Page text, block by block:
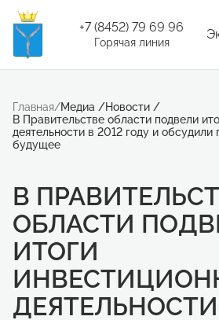
+7 (8452) 79 69 96
Горячая линия
Главная/Медиа /Новости /
В Правительстве области подвели
деятельности в 2012 году и обсудили
будущее
В
ОБЛАСТИ
ИТОГИ
ДЕЯТЕЛЬНОСТИ